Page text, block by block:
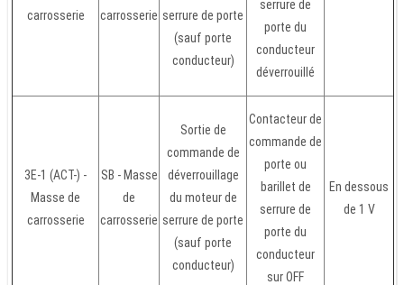
carrosserie carrosserie serrure de porte
(sauf porte
conducteur)
serrure de
porte du
conducteur
déverrouillé
3E-1 (ACT-) -
Masse de
carrosserie
SB - Masse
de
carrosserie
Sortie de
commande de
déverrouillage
du moteur de
serrure de porte
(sauf porte
conducteur)
Contacteur de
commande de
porte ou
barillet de
serrure de
porte du
conducteur
sur OFF
En dessous
de 1 V